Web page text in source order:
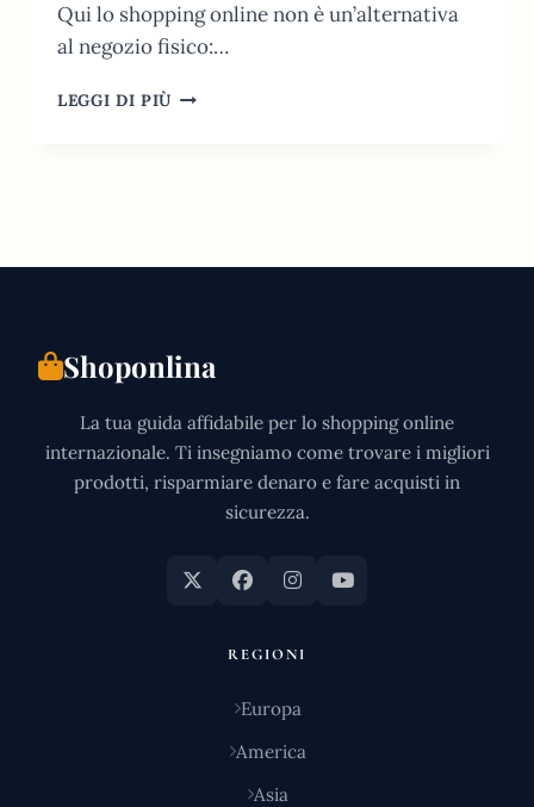
Qui lo shopping online non è un’alternativa
al negozio fisico:…
LEGGI DI PIÙ SHOPPING
MIGLIORI
Shoponlina
La tua guida affidabile per lo shopping online
internazionale. Ti insegniamo come trovare i migliori
prodotti, risparmiare denaro e fare acquisti in
sicurezza.
REGIONI
Europa
America
Asia